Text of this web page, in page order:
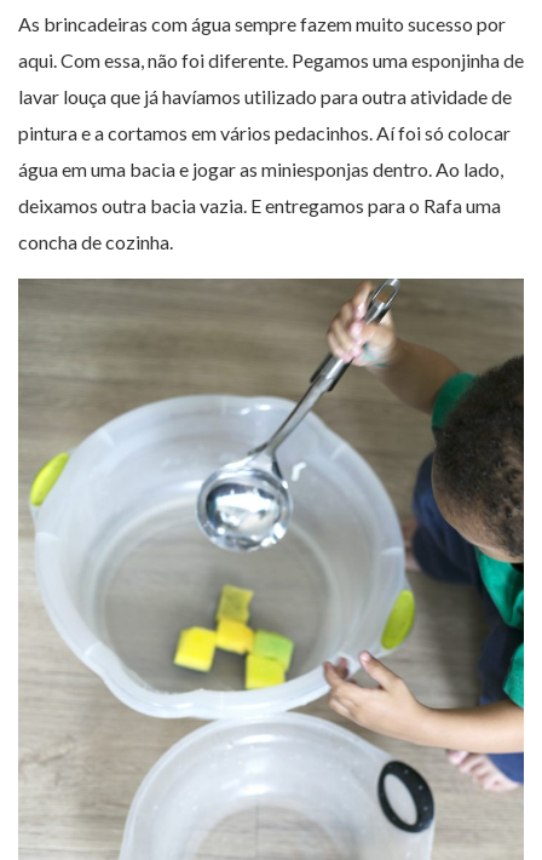
As brincadeiras com água sempre fazem muito sucesso por
aqui. Com essa, não foi diferente. Pegamos uma esponjinha de
lavar louça que já havíamos utilizado para outra atividade de
pintura e a cortamos em vários pedacinhos. Aí foi só colocar
água em uma bacia e jogar as miniesponjas dentro. Ao lado,
deixamos outra bacia vazia. E entregamos para o Rafa uma
concha de cozinha.